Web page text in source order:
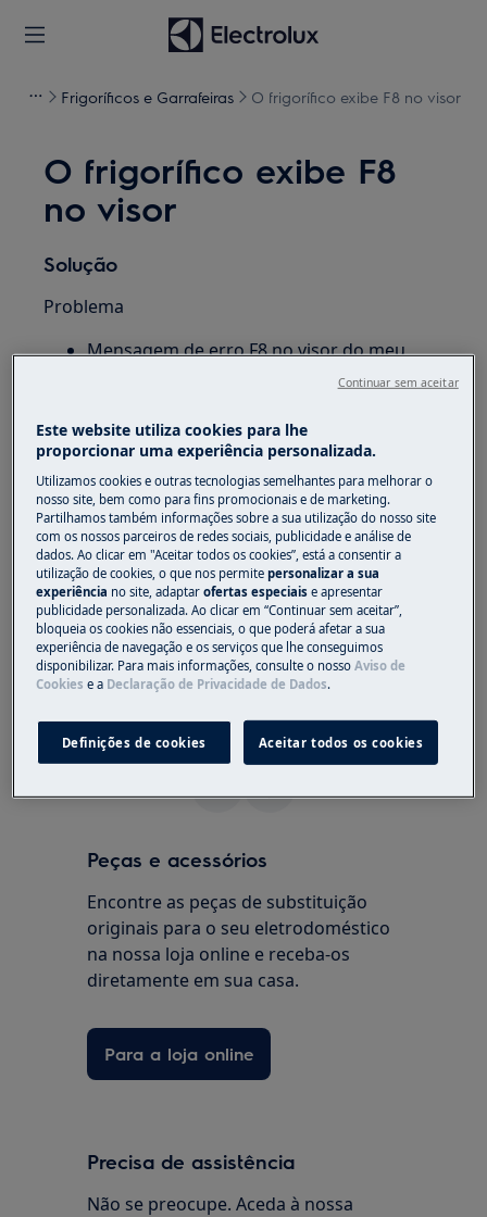
Frigoríficos e Garrafeiras O frigorífico exibe F8 no visor
O frigorífico exibe F8
no visor
Solução
Problema
Mensagem de erro F8 no visor do meu
Frigorífico
Resolução
1. Contacte um centro de assistência
autorizado.
A mensagem de erro F8 no visor indica um
problema com o sistema de descongelação.
Recomendamos que solicite a visita de um
Este artigo foi útil?
Peças e acessórios
Encontre as peças de substituição
originais para o seu eletrodoméstico
na nossa loja online e receba-os
diretamente em sua casa.
Para a loja online
Precisa de assistência
Não se preocupe. Aceda à nossa
Este website utiliza cookies para lhe
proporcionar uma experiência personalizada.
Utilizamos cookies e outras tecnologias semelhantes para melhorar o
nosso site, bem como para fins promocionais e de marketing.
Partilhamos também informações sobre a sua utilização do nosso site
com os nossos parceiros de redes sociais, publicidade e análise de
dados. Ao clicar em "Aceitar todos os cookies”, está a consentir a
utilização de cookies, o que nos permitepersonalizar a sua
experiência no site, adaptarofertas especiaise apresentar
publicidade personalizada. Ao clicar em “Continuar sem aceitar”,
bloqueia os cookies não essenciais, o que poderá afetar a sua
experiência de navegação e os serviços que lhe conseguimos
disponibilizar. Para mais informações, consulte o nossoAviso de
Cookies e a Declaração de Privacidade de Dados.
Definições de cookies Aceitar todos os cookies
Continuar sem aceitar